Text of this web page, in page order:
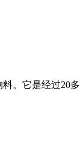
。它是经过20